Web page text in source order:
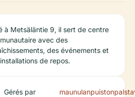
à Metsäläntie 9, il sert de centre
avec des
des événements et
de repos.
Gérés par